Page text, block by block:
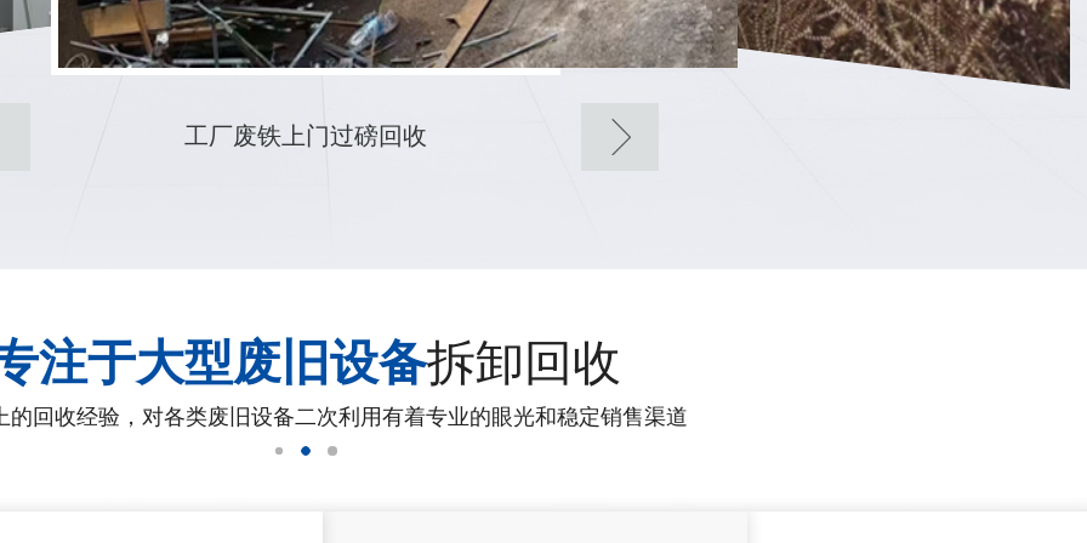
铜刨花上门回收
注于大型废旧设备拆卸回收
的回收经验，对各类废旧设备二次利用有着专业的眼光和稳定销售渠道